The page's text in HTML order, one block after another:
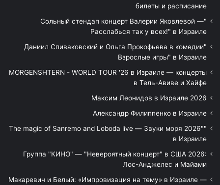
билеты и расписание
"Сольный стендап концерт Валерии Яковлевой —
Расслабься так у всех!" в Израиле
"Даниил Спиваковский и Ольга Прокофьева в комедии
Взрослые игры" в Израиле
MORGENSHTERN - WORLD TOUR '26 в Израиле — концерты
в Тель-Авиве и Хайфе
Максим Леонидов в Израиле 2026
Александр Филиппенко в Израиле
"The magic of Sanremo and Loboda live — Звуки моря 2026"
в Израиле
Группа "КИНО" — "Невероятный концерт" в США 2026:
Лос-Анджелес и Майами
Макаревич и Белый: «Импровизация на тему» в Израиле —